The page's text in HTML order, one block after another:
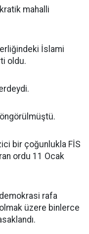
mahalli
İslami
oldu.
bir çoğunlukla FİS
ordu 11 Ocak
rafa
olmak üzere binlerce